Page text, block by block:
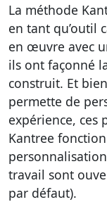
La méthode
en tant qu’outil
en œuvre avec
ils ont façonné
construit. Et
permette de
expérience, ces
Kantree
travail sont
par défaut).